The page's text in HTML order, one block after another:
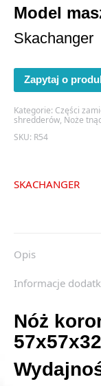
Model
Skachanger
Zapytaj o
Kategorie: Części
shredderów, Noże
SKU: R54
SKACHANGER
Opis
Informacje
Nóż